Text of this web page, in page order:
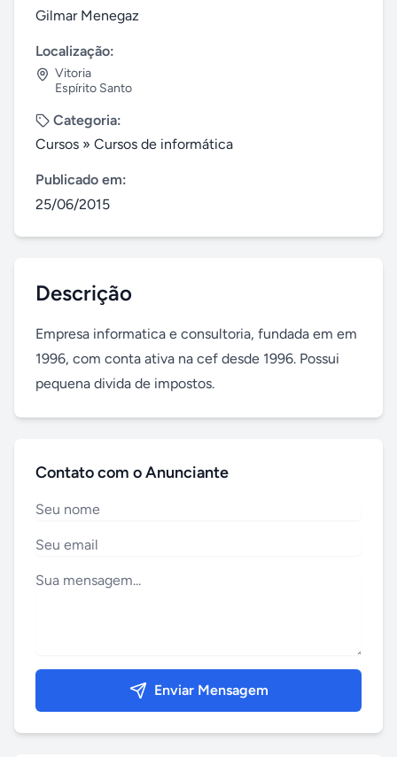
Gilmar Menegaz
Localização:
Vitoria
Espírito Santo
Categoria:
Cursos » Cursos de informática
Publicado em:
25/06/2015
Descrição
Empresa informatica e consultoria, fundada em em
1996, com conta ativa na cef desde 1996. Possui
pequena divida de impostos.
Contato com o Anunciante
Enviar Mensagem